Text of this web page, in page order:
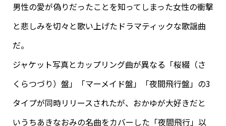
男性の愛が偽りだったことを知ってしまった女性の衝撃
と悲しみを切々と歌い上げたドラマティックな歌謡曲
だ。
ジャケット写真とカップリング曲が異なる「桜綴（さ
くらつづり）盤」「マーメイド盤」「夜間飛行盤」の3
タイプが同時リリースされたが、おかゆが大好きだと
いうちあきなおみの名曲をカバーした「夜間飛行」以